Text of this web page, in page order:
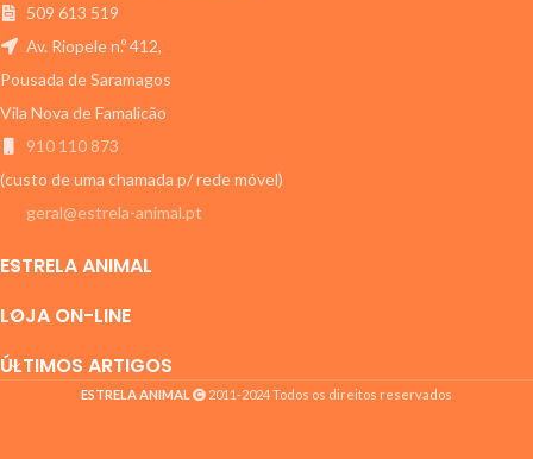
509 613 519
Av. Riopele n.º 412,
Pousada de Saramagos
Vila Nova de Famalicão
910 110 873
(custo de uma chamada p/ rede móvel)
geral@estrela-animal.pt
ESTRELA ANIMAL
LOJA ON-LINE
ÚLTIMOS ARTIGOS
ESTRELA ANIMAL 2011-2024 Todos os direitos reservados